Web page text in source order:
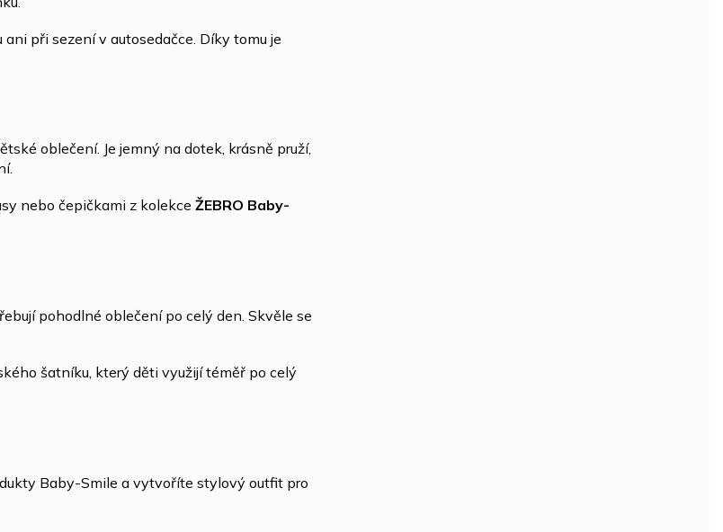
při sezení v autosedačce. Díky tomu je
oblečení. Je jemný na dotek, krásně pruží,
nebo čepičkami z kolekce ŽEBRO Baby-
pohodlné oblečení po celý den. Skvěle se
šatníku, který děti využijí téměř po celý
Baby-Smile a vytvoříte stylový outfit pro